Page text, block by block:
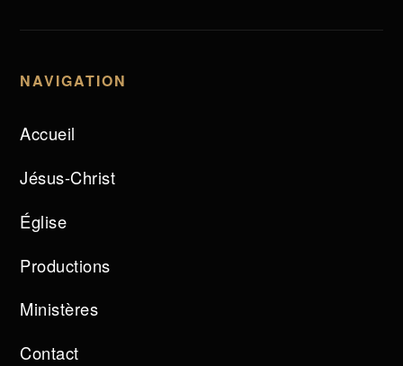
NAVIGATION
Accueil
Jésus-Christ
Église
Productions
Ministères
Contact